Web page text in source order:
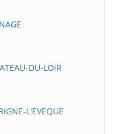
DU-LOiR
L'EVEQUE